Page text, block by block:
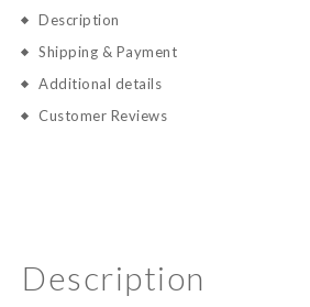
Description
Shipping & Payment
Additional details
Customer Reviews
Description